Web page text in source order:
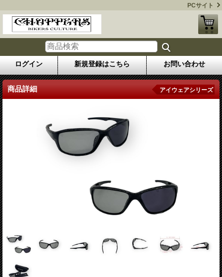
PCサイト
ログイン 新規登録はこちら お問い合わせ
商品詳細 アイウェアシリーズ